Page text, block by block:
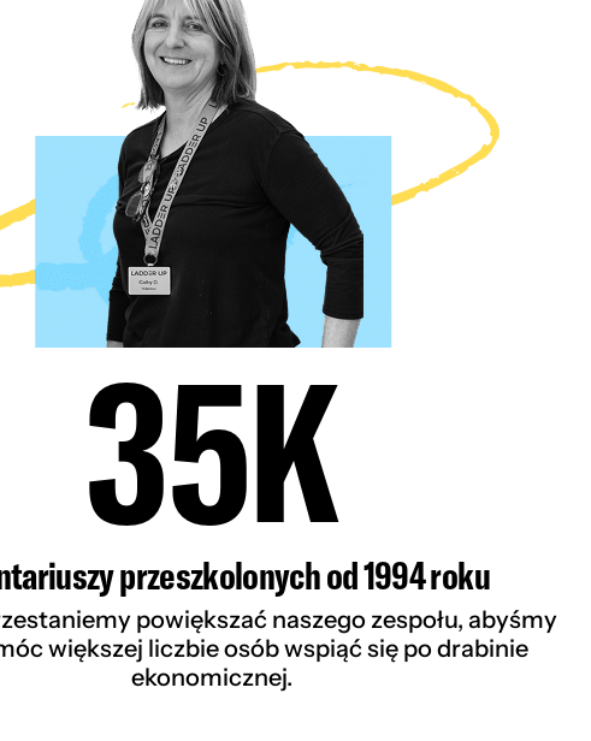
35K
przeszkolonych od 1994 roku
powiększać naszego zespołu, abyśmy
większej liczbie osób wspiąć się po drabinie
ekonomicznej.